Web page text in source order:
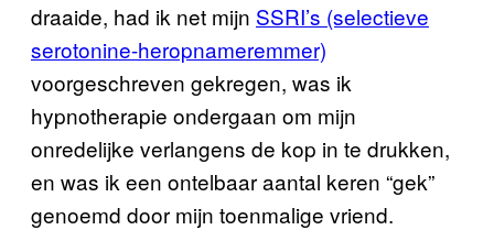
draaide, had ik net mijn SSRI’s (selectieve
serotonine-heropnameremmer)
voorgeschreven gekregen, was ik
hypnotherapie ondergaan om mijn
onredelijke verlangens de kop in te drukken,
en was ik een ontelbaar aantal keren “gek”
genoemd door mijn toenmalige vriend.